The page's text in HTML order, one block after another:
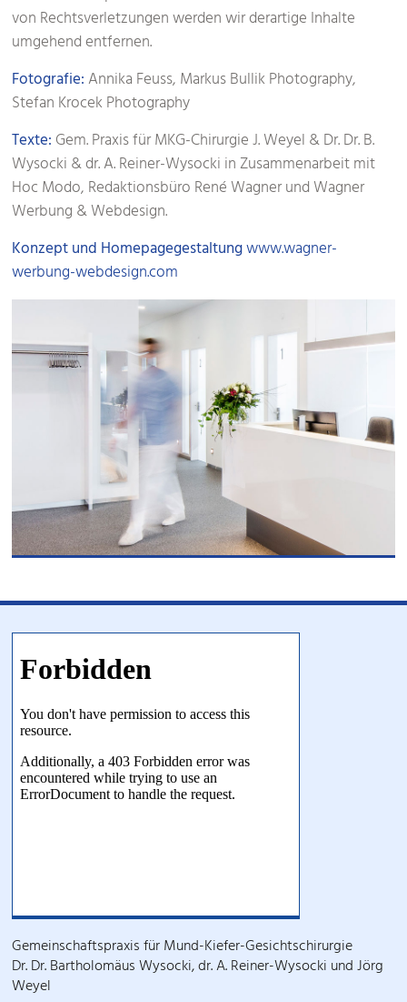
von Rechtsverletzungen werden wir derartige Inhalte
umgehend entfernen.
Fotografie:Annika Feuss, Markus Bullik Photography,
Stefan Krocek Photography
Texte:Gem. Praxis für MKG-Chirurgie J. Weyel & Dr. Dr. B.
Wysocki & dr. A. Reiner-Wysocki in Zusammenarbeit mit
Hoc Modo, Redaktionsbüro René Wagner und Wagner
Werbung & Webdesign.
Konzept und Homepagegestaltungwww.wagner-
werbung-webdesign.com
Gemeinschaftspraxis für Mund-Kiefer-Gesichtschirurgie
Dr. Dr. Bartholomäus Wysocki, dr. A. Reiner-Wysocki und Jörg
Weyel